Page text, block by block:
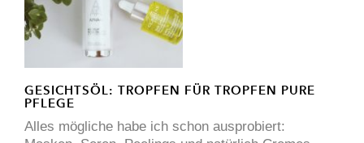
GESICHTSÖL: TROPFEN FÜR TROPFEN PURE
PFLEGE
Alles mögliche habe ich schon ausprobiert: